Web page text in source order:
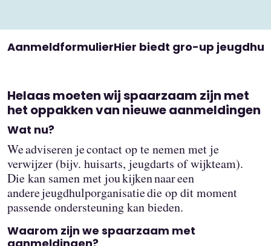
AanmeldformulierHier biedt gro-up
Helaas moeten wij spaarzaam zijn met
het oppakken van nieuwe aanmeldingen
Wat nu?
We adviseren je contact op te nemen met je
verwijzer (bijv. huisarts, jeugdarts of wijkteam).
Die kan samen met jou kijken naar een
andere jeugdhulporganisatie die op dit moment
passende ondersteuning kan bieden.
Waarom zijn we spaarzaam met